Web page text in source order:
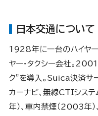
日本交通について
1928年に一台のハイヤー
ヤー・タクシー会社。2001
ク”を導入。Suica決済サ
カーナビ、無線CTIシス
年）、車内禁煙（2003年